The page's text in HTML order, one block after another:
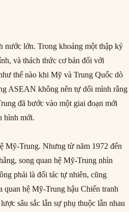
nước lớn. Trong khoảng một thập kỷ
và thách thức cơ bản đối với
thế nào khi Mỹ và Trung Quốc dò
ASEAN không nên tự dối mình rằng
đã bước vào một giai đoạn mới
hình mới.
Mỹ-Trung. Nhưng từ năm 1972 đến
song quan hệ Mỹ-Trung nhìn
phải là đối tác tự nhiên, cũng
hệ Mỹ-Trung hậu Chiến tranh
sâu sắc lẫn sự phụ thuộc lẫn nhau